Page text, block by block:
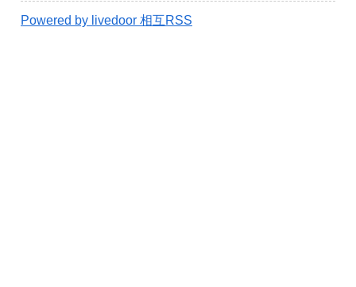
Powered by livedoor 相互RSS